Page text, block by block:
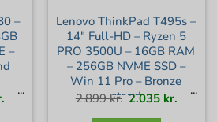
–
–
Den
Lenovo ThinkPad T495s –
14″ Full-HD – Ryzen 5
PRO 3500U – 16GB RAM
– 256GB NVME SSD –
Win 11 Pro – Bronze
stand
2.899kr. Den
oprindelige
pris
2.035 kr. Den